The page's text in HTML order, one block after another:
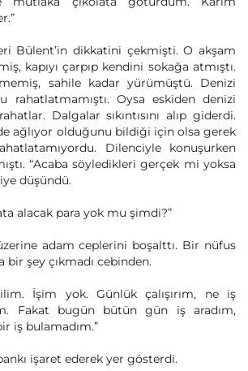
Bülent’in dikkatini çekmişti. O akşam
kapıyı çarpıp kendini sokağa atmıştı.
sahile kadar yürümüştü. Denizi
rahatlatmamıştı. Oysa eskiden denizi
Dalgalar sıkıntısını alıp giderdi.
ağlıyor olduğunu bildiği için olsa gerek
Dilenciyle konuşurken
“Acaba söyledikleri gerçek mi yoksa
düşündü.
alacak para yok mu şimdi?”
adam ceplerini boşalttı. Bir nüfus
bir şey çıkmadı cebinden.
İşim yok. Günlük çalışırım, ne iş
Fakat bugün bütün gün iş aradım,
iş bulamadım.”
işaret ederek yer gösterdi.